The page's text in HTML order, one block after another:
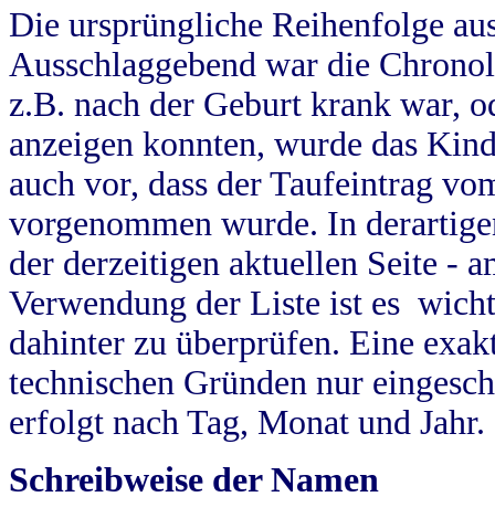
Die ursprüngliche Reihenfolge
Ausschlaggebend war die
z.B. nach der Geburt krank war,
anzeigen konnten, wurde das
auch vor, dass der Taufeintrag
vorgenommen wurde. In
der derzeitigen aktuellen Seite -
Verwendung der Liste ist es
dahinter zu überprüfen. Eine
technischen Gründen nur
erfolgt nach Tag, Monat und Jahr.
Schreibweise der Namen